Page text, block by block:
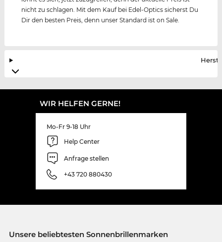
nicht zu schlagen. Mit dem Kauf bei Edel-Optics sicherst Du
Dir den besten Preis, denn unser Standard ist on Sale.
WIR HELFEN GERNE!
Mo-Fr 9-18 Uhr
Help Center
Anfrage stellen
+43 720 880430
Unsere beliebtesten Sonnenbrillenmarken